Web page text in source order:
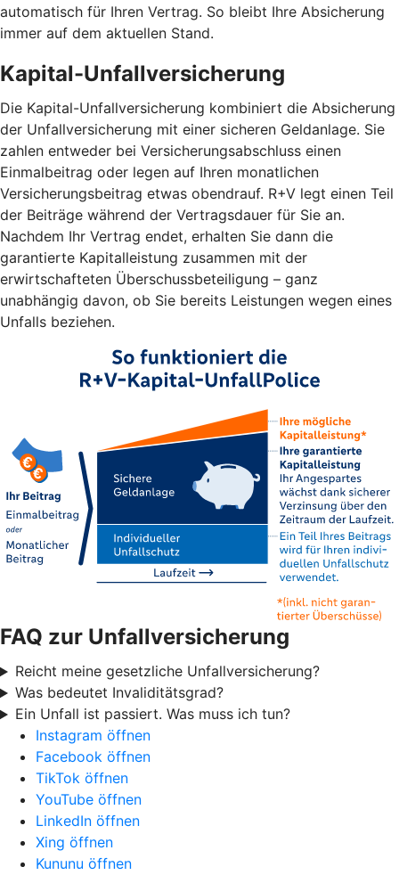
automatisch für Ihren Vertrag. So bleibt Ihre Absicherung
immer auf dem aktuellen Stand.
Kapital-Unfallversicherung
Die Kapital-Unfallversicherung kombiniert die Absicherung
der Unfallversicherung mit einer sicheren Geldanlage. Sie
zahlen entweder bei Versicherungsabschluss einen
Einmalbeitrag oder legen auf Ihren monatlichen
Versicherungsbeitrag etwas obendrauf. R+V legt einen Teil
der Beiträge während der Vertragsdauer für Sie an.
Nachdem Ihr Vertrag endet, erhalten Sie dann die
garantierte Kapitalleistung zusammen mit der
erwirtschafteten Überschussbeteiligung – ganz
unabhängig davon, ob Sie bereits Leistungen wegen eines
Unfalls beziehen.
FAQ zur Unfallversicherung
Reicht meine gesetzliche Unfallversicherung?
Was bedeutet Invaliditätsgrad?
Ein Unfall ist passiert. Was muss ich tun?
Instagram öffnen
Facebook öffnen
TikTok öffnen
YouTube öffnen
LinkedIn öffnen
Xing öffnen
Kununu öffnen